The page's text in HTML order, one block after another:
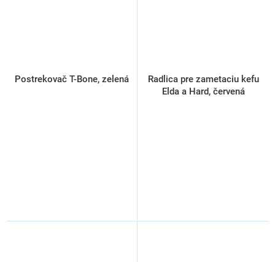
Postrekovač T-Bone, zelená
Radlica pre zametaciu kefu
Elda a Hard, červená